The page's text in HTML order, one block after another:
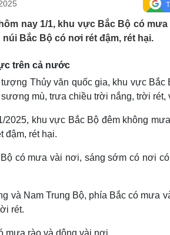
Quân sự - Quốc phòng
Vũ khí
Việt Nam
Thể
Đời sống
Nhà đẹp
Blog
Văn
Di
nay 1/1, khu vực Bắc Bộ có
Bắc Bộ có nơi rét đậm, rét hại.
trên cả nước
Thủy văn quốc gia, khu vực
mù, trưa chiều trời nắng, trời rét,
2025, khu vực Bắc Bộ đêm không
đậm, rét hại.
có mưa vài nơi, sáng sớm có nơi
và Nam Trung Bộ, phía Bắc có
rét.
mưa rào và dông vài nơi.